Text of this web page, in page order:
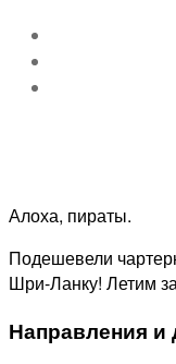
Алоха, пираты.
Подешевели
Шри-Ланку! Летим
Направления и